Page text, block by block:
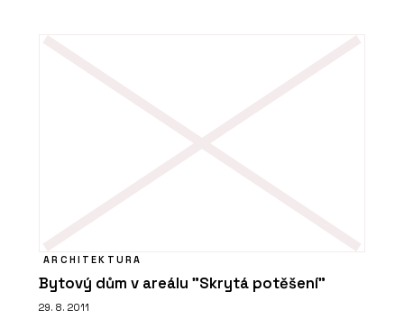
ARCHITEKTURA
Bytový dům v areálu "Skrytá potěšení"
29. 8. 2011